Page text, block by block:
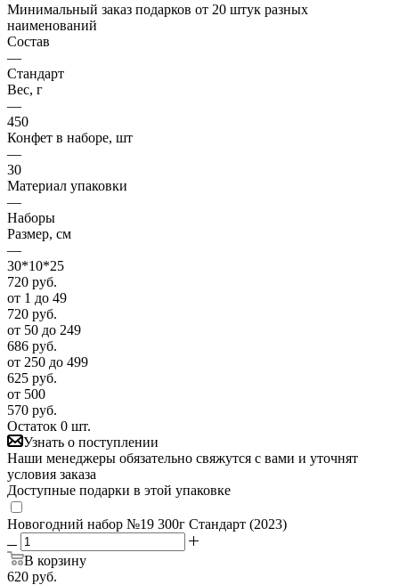
Минимальный заказ подарков от 20 штук разных
наименований
Состав
—
Стандарт
Вес, г
—
450
Конфет в наборе, шт
—
30
Материал упаковки
—
Наборы
Размер, см
—
30*10*25
720 руб.
от 1 до 49
720 руб.
от 50 до 249
686 руб.
от 250 до 499
625 руб.
от 500
570 руб.
Остаток 0 шт.
Узнать о поступлении
Наши менеджеры обязательно свяжутся с вами и уточнят
условия заказа
Доступные подарки в этой упаковке
Новогодний набор №19 300г Стандарт (2023)
В корзину
620 руб.